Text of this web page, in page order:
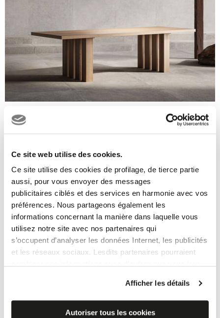
Ce site web utilise des cookies.
Ce site utilise des cookies de profilage, de tierce partie
aussi, pour vous envoyer des messages
publicitaires ciblés et des services en harmonie avec vos
préférences. Nous partageons également les
informations concernant la manière dans laquelle vous
utilisez notre site avec nos partenaires qui
s’occupent d’analyser les données Internet, les publicités
et les réseaux sociaux. Lesdits partenaires pourraient
Si vous souhaitez en savoir davantage ou refusez le
consentement à tous les cookies, ou à quelques-uns
Afficher les détails
Autoriser tous les cookies